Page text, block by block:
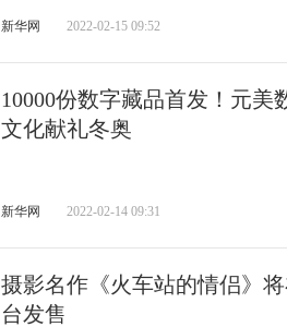
新华网 2022-02-15 09:52
10000份数字藏品首发！元
文化献礼冬奥
新华网 2022-02-14 09:31
摄影名作《火车站的情侣》
台发售